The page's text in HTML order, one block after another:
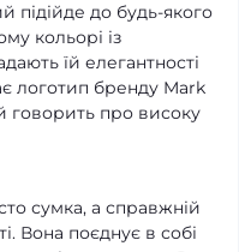
підійде до будь-якого
кольорі із
їй елегантності
логотип бренду Mark
говорить про високу
сумка, а справжній
Вона поєднує в собі